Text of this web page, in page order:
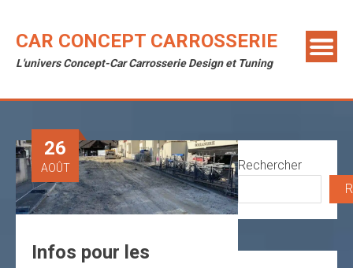
content
CAR CONCEPT CARROSSERIE
L'univers Concept-Car Carrosserie Design et Tuning
26
AOÛT
Infos pour les
Rechercher